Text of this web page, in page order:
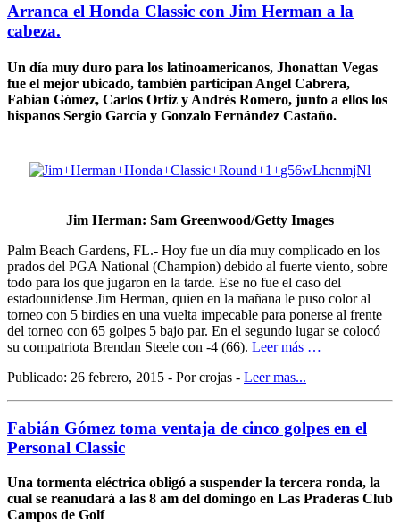
Arranca el Honda Classic con Jim Herman a la
cabeza.
Un día muy duro para los latinoamericanos, Jhonattan Vegas
fue el mejor ubicado, también participan Angel Cabrera,
Fabian Gómez, Carlos Ortiz y Andrés Romero, junto a ellos los
hispanos Sergio García y Gonzalo Fernández Castaño.
Jim Herman: Sam Greenwood/Getty Images
Palm Beach Gardens, FL.- Hoy fue un día muy complicado en los
prados del PGA National (Champion) debido al fuerte viento, sobre
todo para los que jugaron en la tarde. Ese no fue el caso del
estadounidense Jim Herman, quien en la mañana le puso color al
torneo con 5 birdies en una vuelta impecable para ponerse al frente
del torneo con 65 golpes 5 bajo par. En el segundo lugar se colocó
su compatriota Brendan Steele con -4 (66). Leer más …
Publicado: 26 febrero, 2015 - Por crojas - Leer mas...
Fabián Gómez toma ventaja de cinco golpes en el
Personal Classic
Una tormenta eléctrica obligó a suspender la tercera ronda, la
cual se reanudará a las 8 am del domingo en Las Praderas Club
Campos de Golf